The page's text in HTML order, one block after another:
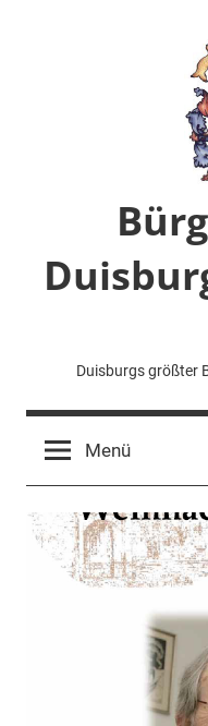
Duisburgs größter
Menü